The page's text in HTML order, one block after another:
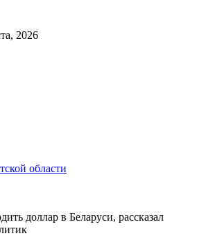
2026
области
доллар в Беларуси, рассказал